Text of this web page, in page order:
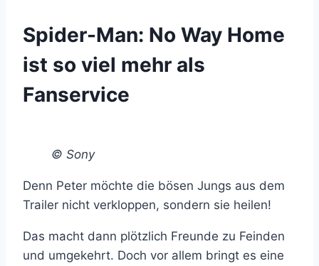
Spider-Man: No Way Home
ist so viel mehr als
Fanservice
© Sony
Denn Peter möchte die bösen Jungs aus dem
Trailer nicht verkloppen, sondern sie heilen!
Das macht dann plötzlich Freunde zu Feinden
und umgekehrt. Doch vor allem bringt es eine